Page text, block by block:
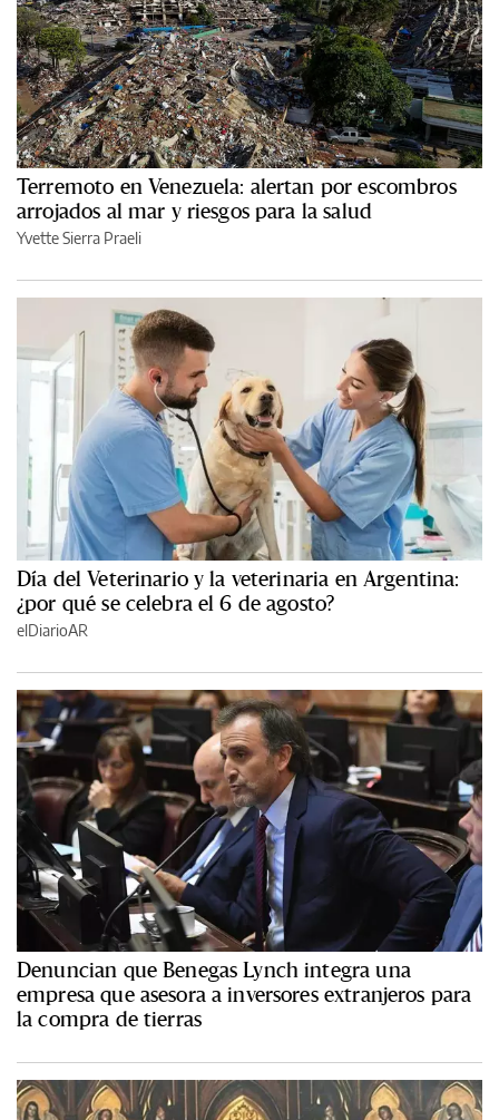
Terremoto en Venezuela: alertan por escombros
arrojados al mar y riesgos para la salud
Yvette Sierra Praeli
Día del Veterinario y la veterinaria en Argentina:
¿por qué se celebra el 6 de agosto?
elDiarioAR
Denuncian que Benegas Lynch integra una
empresa que asesora a inversores extranjeros para
la compra de tierras